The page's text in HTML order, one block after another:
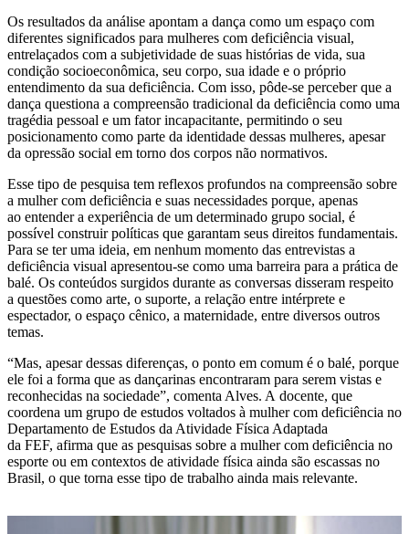
Os resultados da análise apontam a dança como um espaço com
diferentes significados para mulheres com deficiência visual,
entrelaçados com a subjetividade de suas histórias de vida, sua
condição socioeconômica, seu corpo, sua idade e o próprio
entendimento da sua deficiência. Com isso, pôde-se perceber que a
dança questiona a compreensão tradicional da deficiência como uma
tragédia pessoal e um fator incapacitante, permitindo o seu
posicionamento como parte da identidade dessas mulheres, apesar
da opressão social em torno dos corpos não normativos.
Esse tipo de pesquisa tem reflexos profundos na compreensão sobre
a mulher com deficiência e suas necessidades porque, apenas
ao entender a experiência de um determinado grupo social, é
possível construir políticas que garantam seus direitos fundamentais.
Para se ter uma ideia, em nenhum momento das entrevistas a
deficiência visual apresentou-se como uma barreira para a prática de
balé. Os conteúdos surgidos durante as conversas disseram respeito
a questões como arte, o suporte, a relação entre intérprete e
espectador, o espaço cênico, a maternidade, entre diversos outros
temas.
“Mas, apesar dessas diferenças, o ponto em comum é o balé, porque
ele foi a forma que as dançarinas encontraram para serem vistas e
reconhecidas na sociedade”, comenta Alves. A docente, que
coordena um grupo de estudos voltados à mulher com deficiência no
Departamento de Estudos da Atividade Física Adaptada
da FEF, afirma que as pesquisas sobre a mulher com deficiência no
esporte ou em contextos de atividade física ainda são escassas no
Brasil, o que torna esse tipo de trabalho ainda mais relevante.